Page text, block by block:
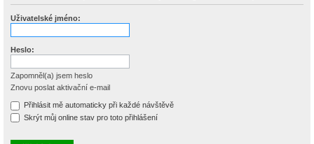
Uživatelské jméno:
Heslo:
Zapomněl(a) jsem heslo
Znovu poslat aktivační e-mail
Přihlásit mě automaticky při každé návštěvě
Skrýt můj online stav pro toto přihlášení